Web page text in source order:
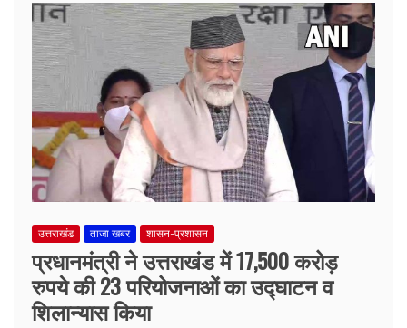
उत्तराखंड ताजा खबर शासन-प्रशासन
प्रधानमंत्री ने उत्तराखंड में 17,500 करोड़
रुपये की 23 परियोजनाओं का उद्घाटन व
शिलान्यास किया